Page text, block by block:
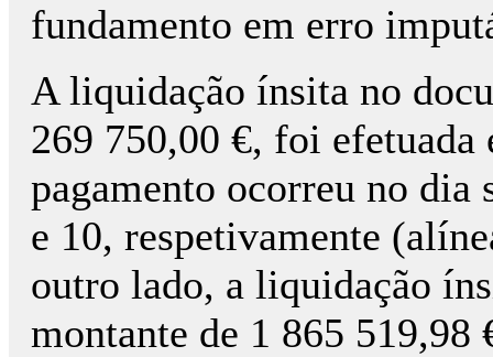
fundamento em erro
A liquidação ínsita no
269 750,00 €, foi
pagamento ocorreu no dia
e 10, respetivamente
outro lado, a liquidação
montante de 1 865 519,98